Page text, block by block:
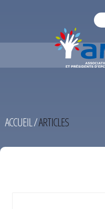
ACCUEIL/ARTICLES